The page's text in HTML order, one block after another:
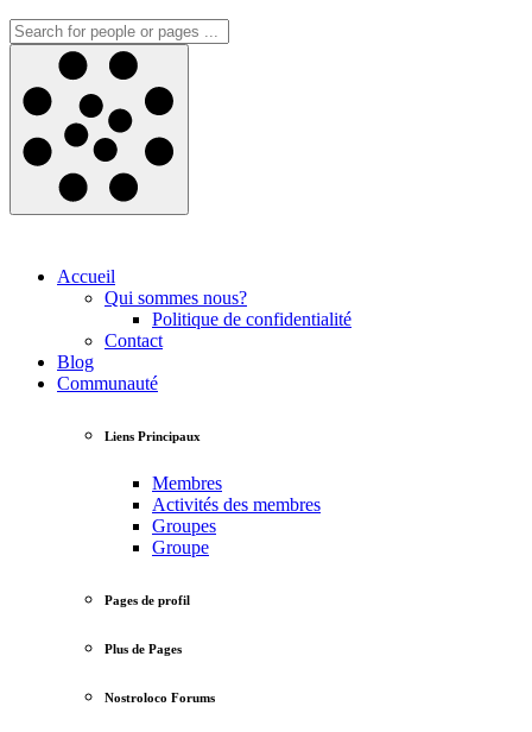
Accueil
Qui sommes nous?
Politique de confidentialité
Contact
Blog
Communauté
Liens Principaux
Membres
Activités des membres
Groupes
Groupe
Pages de profil
Plus de Pages
Nostroloco Forums